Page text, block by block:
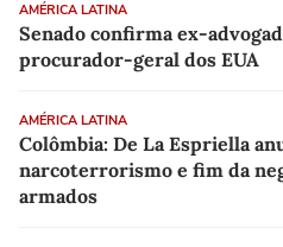
AMÉRICA LATINA
Senado confirma ex-
procurador-geral dos EUA
AMÉRICA LATINA
Colômbia: De La Espriella
narcoterrorismo e fim da
armados